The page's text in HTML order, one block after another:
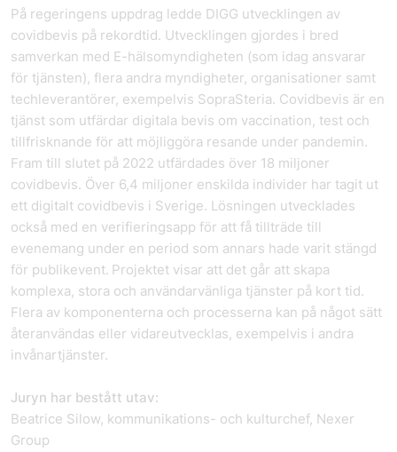
På regeringens uppdrag ledde DIGG utvecklingen av
covidbevis på rekordtid. Utvecklingen gjordes i bred
samverkan med E-hälsomyndigheten (som idag ansvarar
för tjänsten), flera andra myndigheter, organisationer samt
techleverantörer, exempelvis SopraSteria. Covidbevis är en
tjänst som utfärdar digitala bevis om vaccination, test och
tillfrisknande för att möjliggöra resande under pandemin.
Fram till slutet på 2022 utfärdades över 18 miljoner
covidbevis. Över 6,4 miljoner enskilda individer har tagit ut
ett digitalt covidbevis i Sverige. Lösningen utvecklades
också med en verifieringsapp för att få tillträde till
evenemang under en period som annars hade varit stängd
för publikevent. Projektet visar att det går att skapa
komplexa, stora och användarvänliga tjänster på kort tid.
Flera av komponenterna och processerna kan på något sätt
återanvändas eller vidareutvecklas, exempelvis i andra
invånartjänster.
Juryn har bestått utav:
Beatrice Silow, kommunikations- och kulturchef, Nexer
Group